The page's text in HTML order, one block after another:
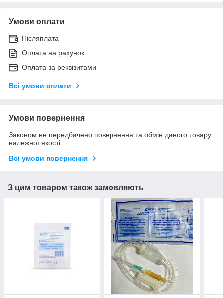
Умови оплати
Післяплата
Оплата на рахунок
Оплата за реквізитами
Всі умови оплати
Умови повернення
Законом не передбачено повернення та обмін даного товару
належної якості
Всі умови повернення
З цим товаром також замовляють